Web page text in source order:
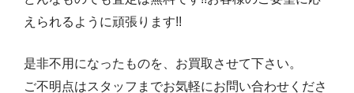
えられるように頑張ります!!
是非不用になったものを、お買取させて下さい。
ご不明点はスタッフまでお気軽にお問い合わせくださ